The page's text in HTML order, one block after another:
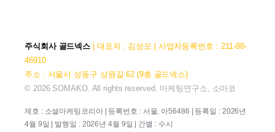
주식회사 골드넥스 | 대표자 : 김성모 | 사업자등록번호 : 211-88-
46910
주소 : 서울시 성동구 상원길 62 (9층 골드넥스)
© 2026 SOMAKO. All rights reserved. 마케팅연구소, 소마코
제호 : 소셜마케팅코리아 | 등록번호 : 서울, 아56486 | 등록일 : 2026년
4월 9일 | 발행일 : 2026년 4월 9일 | 간별 : 수시